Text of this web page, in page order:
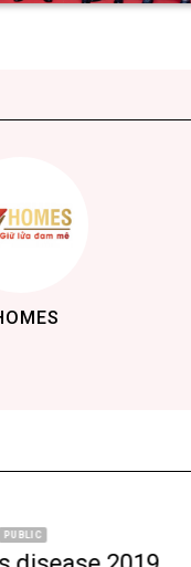
PUBLIC